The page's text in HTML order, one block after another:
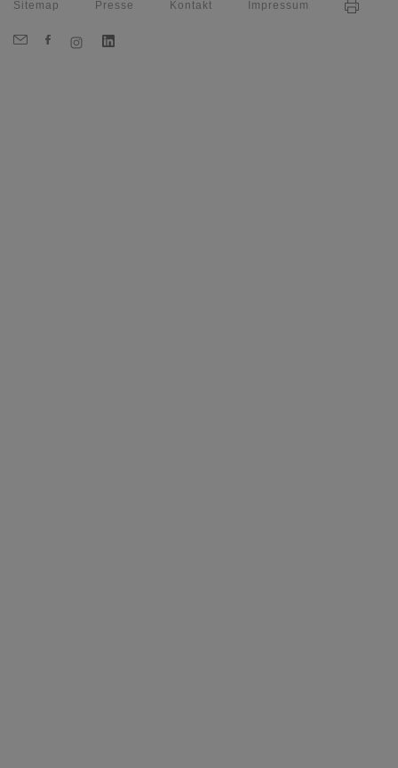
Sitemap Presse Kontakt Impressum